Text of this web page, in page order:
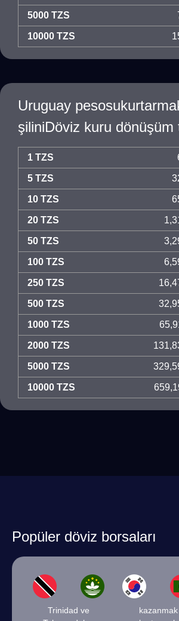
5000 TZS
10000 TZS
Uruguay
şiliniDöviz kuru dönüşüm
1 TZS
5 TZS
10 TZS
20 TZS
50 TZS
100 TZS
250 TZS
500 TZS
1000 TZS
2000 TZS
5000 TZS
10000 TZS
Popüler döviz borsaları
Trinidad ve
kazanmak